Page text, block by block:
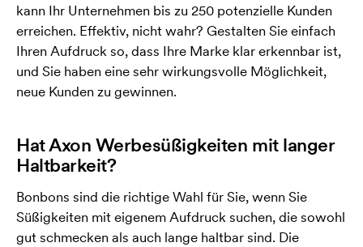
kann Ihr Unternehmen bis zu 250 potenzielle Kunden
erreichen. Effektiv, nicht wahr? Gestalten Sie einfach
Ihren Aufdruck so, dass Ihre Marke klar erkennbar ist,
und Sie haben eine sehr wirkungsvolle Möglichkeit,
neue Kunden zu gewinnen.
Hat Axon Werbesüßigkeiten mit langer
Haltbarkeit?
Bonbons sind die richtige Wahl für Sie, wenn Sie
Süßigkeiten mit eigenem Aufdruck suchen, die sowohl
gut schmecken als auch lange haltbar sind. Die